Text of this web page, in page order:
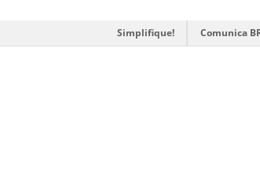
Simplifique! Comunica